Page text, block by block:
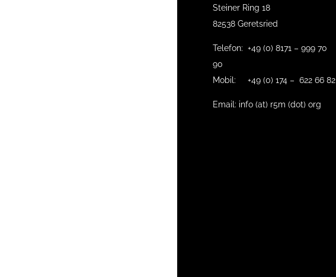
Steiner Ring 18
82538 Geretsried
Telefon: +49 (0) 8171 – 999 70
90
Mobil: +49 (0) 174 – 622 66 82
Email: info (at) r5m (dot) org